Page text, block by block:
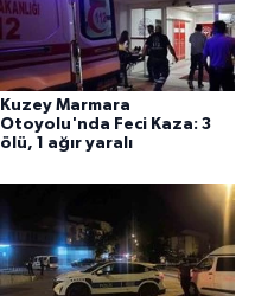
Kuzey Marmara
Otoyolu'nda Feci Kaza: 3
ölü, 1 ağır yaralı